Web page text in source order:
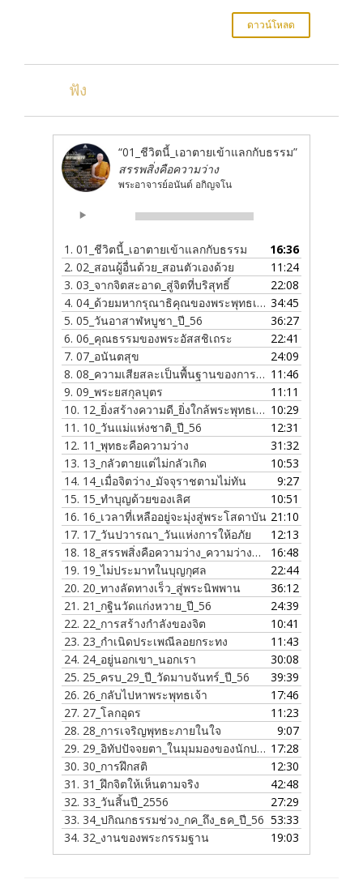
ดาวน์โหลด
ฟัง
“01_ชีวิตนี้_เอาตายเข้าแลกกับธรรม”
สรรพสิ่งคือความว่าง
พระอาจารย์อนันต์ อกิญจโน
Audio
1. 01_ชีวิตนี้_เอาตายเข้าแลกกับธรรม
16:36
2. 02_สอนผู้อื่นด้วย_สอนตัวเองด้วย
11:24
3. 03_จากจิตสะอาด_สู่จิตที่บริสุทธิ์
22:08
4. 04_ด้วยมหากรุณาธิคุณของพระพุทธเจ้า
34:45
5. 05_วันอาสาฬหบูชา_ปี_56
36:27
6. 06_คุณธรรมของพระอัสสชิเถระ
22:41
7. 07_อนันตสุข
24:09
8. 08_ความเสียสละเป็นพื้นฐานของการภาวนา
11:46
9. 09_พระยสกุลบุตร
11:11
10. 12_ยิ่งสร้างความดี_ยิ่งใกล้พระพุทธเจ้า
10:29
11. 10_วันแม่แห่งชาติ_ปี_56
12:31
12. 11_พุทธะคือความว่าง
31:32
13. 13_กลัวตายแต่ไม่กลัวเกิด
10:53
14. 14_เมื่อจิตว่าง_มัจจุราชตามไม่ทัน
9:27
15. 15_ทำบุญด้วยของเลิศ
10:51
16. 16_เวลาที่เหลืออยู่จะมุ่งสู่พระโสดาบัน 21:10
17. 17_วันปวารณา_วันแห่งการให้อภัย
12:13
18. 18_สรรพสิ่งคือความว่าง_ความว่างคือพุทธะ
16:48
19. 19_ไม่ประมาทในบุญกุศล
22:44
20. 20_ทางลัดทางเร็ว_สู่พระนิพพาน
36:12
21. 21_กฐินวัดแก่งหวาย_ปี_56
24:39
22. 22_การสร้างกำลังของจิต
10:41
23. 23_กำเนิดประเพณีลอยกระทง
11:43
24. 24_อยู่นอกเขา_นอกเรา
30:08
25. 25_ครบ_29_ปี_วัดมาบจันทร์_ปี_56
39:39
26. 26_กลับไปหาพระพุทธเจ้า
17:46
27. 27_โลกอุดร
11:23
28. 28_การเจริญพุทธะภายในใจ
9:07
29. 29_อิทัปปัจจยตา_ในมุมมองของนักปฏิบัติ
17:28
30. 30_การฝึกสติ
12:30
31. 31_ฝึกจิตให้เห็นตามจริง
42:48
32. 33_วันสิ้นปี_2556
27:29
33. 34_ปกิณกธรรมช่วง_กค_ถึง_ธค_ปี_56 53:33
34. 32_งานของพระกรรมฐาน 19:03